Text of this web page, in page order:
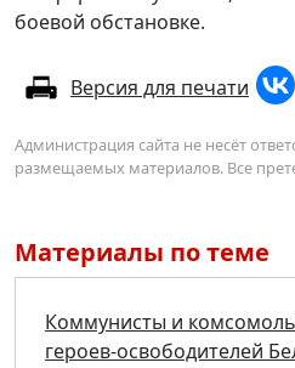
боевой обстановке.
Версия для печати
Администрация сайта не несёт
размещаемых материалов. Все
Материалы по теме
Коммунисты и
героев-освободителей